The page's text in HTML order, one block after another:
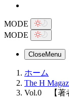
MODE
MODE
CloseMenu
ホーム
The H
Vol.0 【著